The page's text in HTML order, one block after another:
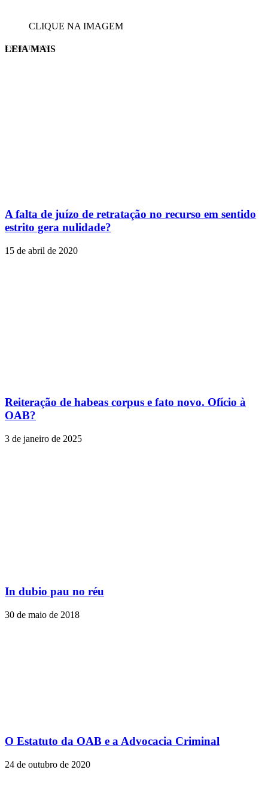
CLIQUE NA IMAGEM
EVINIS TALON
LEIA MAIS
A falta de juízo de retratação no recurso em sentido
estrito gera nulidade?
15 de abril de 2020
Reiteração de habeas corpus e fato novo. Ofício à
OAB?
3 de janeiro de 2025
In dubio pau no réu
30 de maio de 2018
O Estatuto da OAB e a Advocacia Criminal
24 de outubro de 2020